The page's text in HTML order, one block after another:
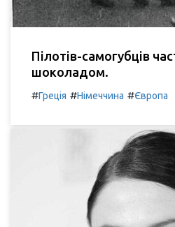
Пілотів-самогубців
шоколадом.
#Греція #Німеччина #Європа